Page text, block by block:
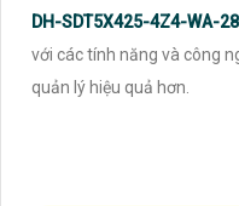
DH-SDT5X425-4Z4-WA-
với các tính năng và công
quản lý hiệu quả hơn.